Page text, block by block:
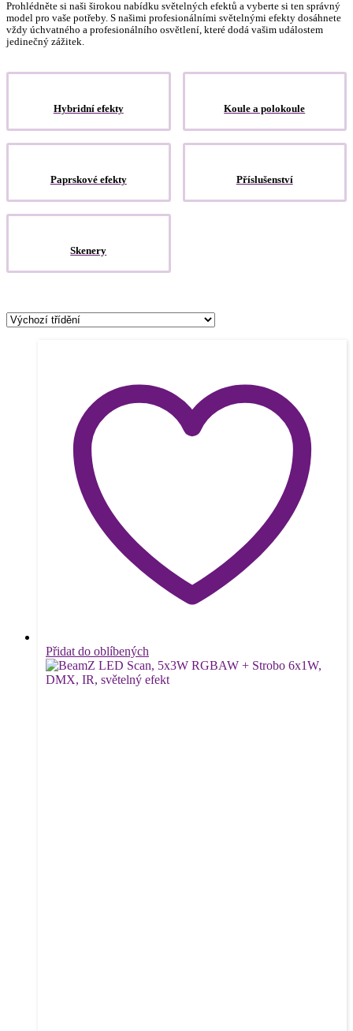
Prohlédněte si naši širokou nabídku světelných efektů a vyberte si ten správný
model pro vaše potřeby. S našimi profesionálními světelnými efekty dosáhnete
vždy úchvatného a profesionálního osvětlení, které dodá vašim událostem
jedinečný zážitek.
Hybridní efekty Koule a polokoule
Paprskové efekty Příslušenství
Skenery
Přidat do oblíbených